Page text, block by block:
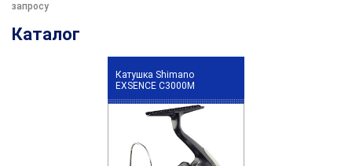
запросу
Каталог
Катушка Shimano
EXSENCE C3000M